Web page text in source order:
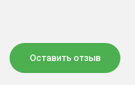
Оставить отзыв